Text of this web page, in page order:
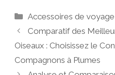
Catégories
Accessoires de voyage
Comparatif des
Oiseaux : Choisissez le
Compagnons à Plumes